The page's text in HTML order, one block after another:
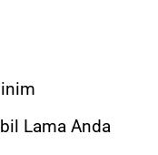
Lama Anda